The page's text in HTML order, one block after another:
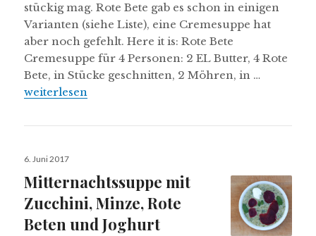
stückig mag. Rote Bete gab es schon in einigen
Varianten (siehe Liste), eine Cremesuppe hat
aber noch gefehlt. Here it is: Rote Bete
Cremesuppe für 4 Personen: 2 EL Butter, 4 Rote
Bete, in Stücke geschnitten, 2 Möhren, in …
Rote Bete Cremesuppe
weiterlesen
Veröffentlicht
6. Juni 2017
Mitternachtssuppe mit
Zucchini, Minze, Rote
Beten und Joghurt